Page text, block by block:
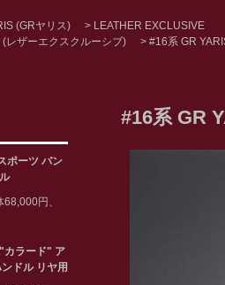
(GRヤリス) > LEATHER EXCLUSIVE
レザーエクスクルーシブ) > #16系 GR
ポーツ バン
円、
カラード" ア
ドル リヤ用
#16系 GR